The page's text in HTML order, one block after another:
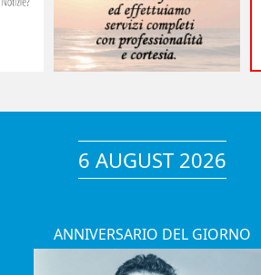
6 AUGUST 2026
ANNIVERSARIO DEL GIORNO